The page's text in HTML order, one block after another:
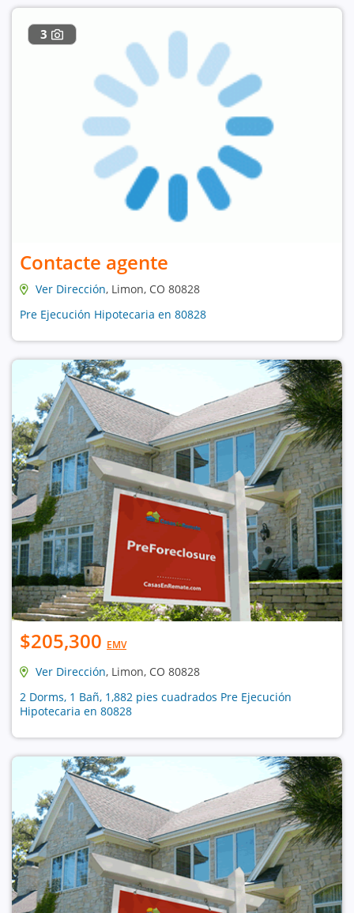
3
Contacte agente
Ver Dirección, Limon, CO 80828
Pre Ejecución Hipotecaria en 80828
$205,300 EMV
Ver Dirección, Limon, CO 80828
2 Dorms, 1 Bañ, 1,882 pies cuadrados Pre Ejecución
Hipotecaria en 80828